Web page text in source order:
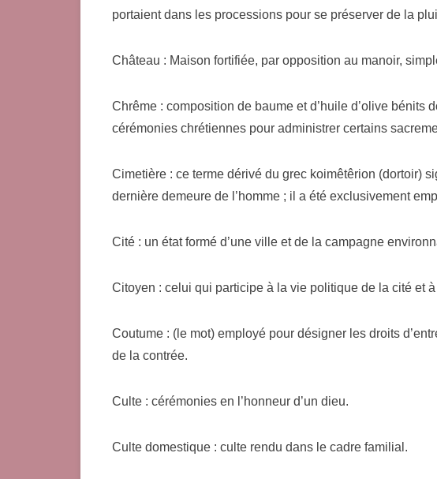
portaient dans les processions pour se préserver de la
Château : Maison fortifiée, par opposition au manoir,
Chrême : composition de baume et d’huile d’olive bénits
cérémonies chrétiennes pour administrer certains
Cimetière : ce terme dérivé du grec koimêtêrion (dortoir)
dernière demeure de l’homme ; il a été exclusivement
Cité : un état formé d’une ville et de la campagne
Citoyen : celui qui participe à la vie politique de la cité et
Coutume : (le mot) employé pour désigner les droits
de la contrée.
Culte : cérémonies en l’honneur d’un dieu.
Culte domestique : culte rendu dans le cadre familial.